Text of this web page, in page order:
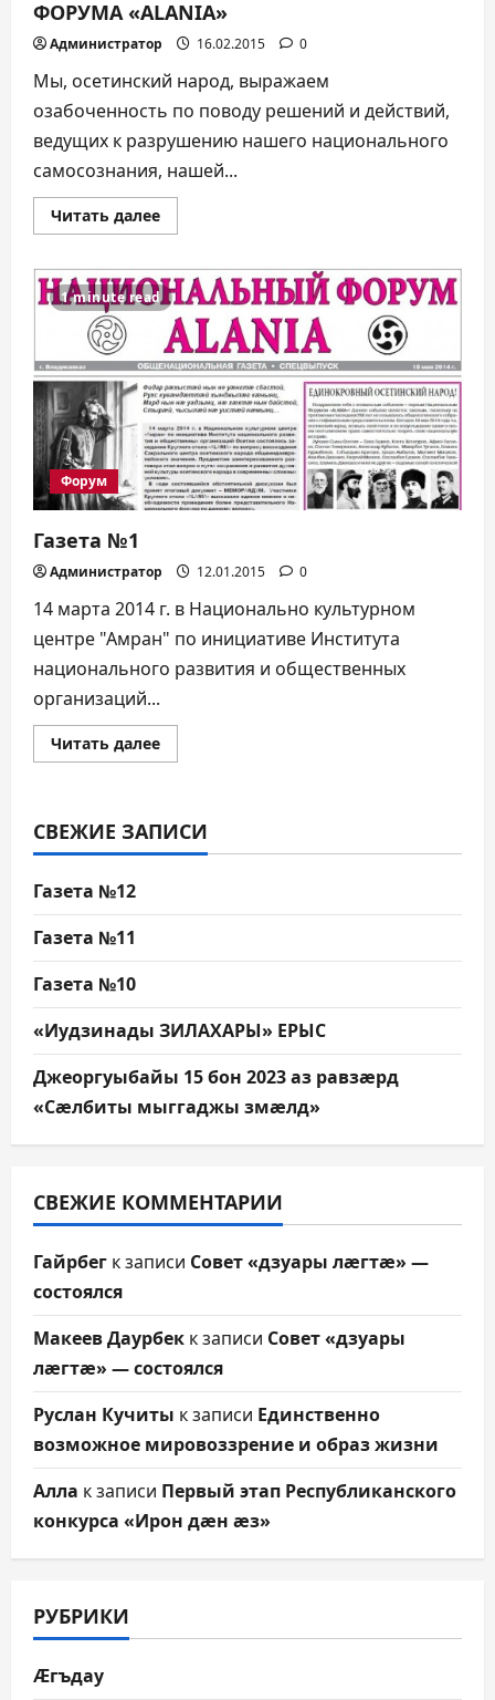
ФОРУМА «АLANIA»
Администратор 16.02.2015 0
Мы, осетинский народ, выражаем
озабоченность по поводу решений и действий,
ведущих к разрушению нашего национального
самосознания, нашей...
Читать далееПрочитать
больше
НАЦИОНАЛЬНОГО
ФОРУМА
«АLANIA»
1 minute read
Форум
Газета №1
Администратор 12.01.2015 0
14 марта 2014 г. в Национально культурном
центре "Амран" по инициативе Института
национального развития и общественных
организаций...
Читать далееПрочитать
больше
СВЕЖИЕ ЗАПИСИ
Газета №12
Газета №11
Газета №10
«Иудзинады ЗИЛАХАРЫ» ЕРЫС
Джеоргуыбайы 15 бон 2023 аз равзæрд
«Сæлбиты мыггаджы змæлд»
СВЕЖИЕ КОММЕНТАРИИ
Гайрбег к записи Совет «дзуары лæгтæ» —
состоялся
Макеев Даурбек к записи Совет «дзуары
лæгтæ» — состоялся
Руслан Кучиты к записи Единственно
возможное мировоззрение и образ жизни
Алла к записи Первый этап Республиканского
конкурса «Ирон дæн æз»
РУБРИКИ
Æгъдау